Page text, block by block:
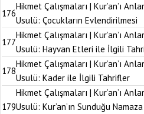
176
Hikmet Çalışmaları | Kur’an’ı
Usulü: Çocukların Evlendirilmesi
177
Hikmet Çalışmaları | Kur’an’ı
Usulü: Hayvan Etleri ile İlgili
178
Hikmet Çalışmaları | Kur’an’ı
Usulü: Kader ile İlgili Tahrifler
179
Hikmet Çalışmaları | Kur’an’ı
Usulü: Kur’an’ın Sunduğu